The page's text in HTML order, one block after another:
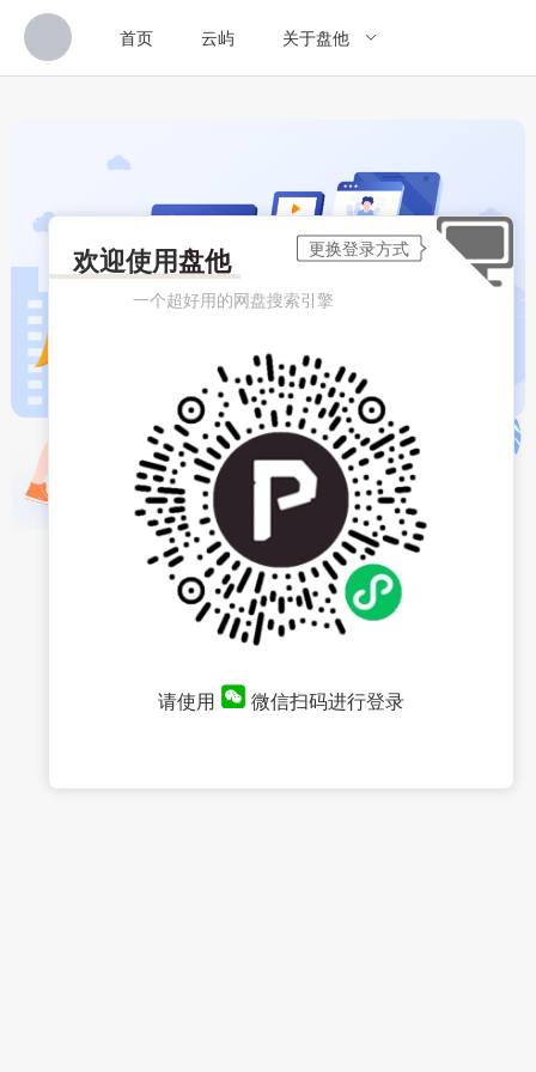
首页 云屿 关于盘他
欢迎使用盘他
一个超好用的网盘搜索引擎
请使用 微信扫码进行登录